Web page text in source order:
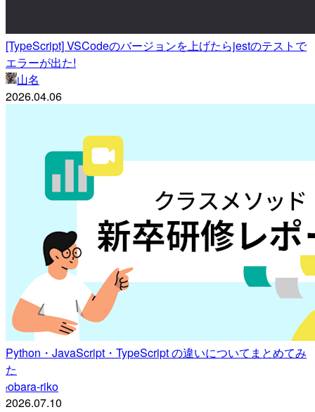
[TypeScript] VSCodeのバージョンを上げたらjestのテストで
エラーが出た!
山名
2026.04.06
Python・JavaScript・TypeScript の違いについてまとめてみ
た
robara-riko
2026.07.10